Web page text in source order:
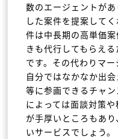
数のエージェントが
した案件を提案して
件は中長期の高単価
きも代行してもらえ
です。その代わりマー
自分ではなかなか出
等に参画できるチャ
によっては面談対策
が手厚いところもあ
いサービスでしょう。